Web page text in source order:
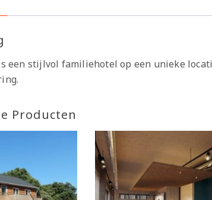
een stijlvol familiehotel op een unieke
Producten